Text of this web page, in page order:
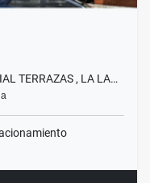
TERRAZAS , LA LA…